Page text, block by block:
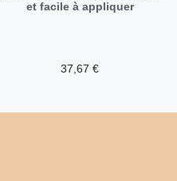
et facile à appliquer
37,67 €